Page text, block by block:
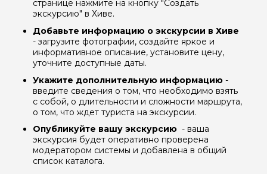
странице нажмите на кнопку "Создать
экскурсию" в Хиве.
Добавьте информацию о экскурсии в Хиве
- загрузите фотографии, создайте яркое и
информативное описание, установите цену,
уточните доступные даты.
Укажите дополнительную информацию -
введите сведения о том, что необходимо взять
с собой, о длительности и сложности маршрута,
о том, что ждет туриста на экскурсии.
Опубликуйте вашу экскурсию - ваша
экскурсия будет оперативно проверена
модератором системы и добавлена в общий
список каталога.
Я даю своё согласие на обработку персональных
данных